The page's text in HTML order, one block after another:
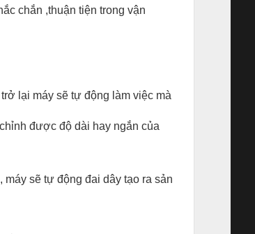
chắn ,thuận tiện trong vận
lại máy sẽ tự động làm việc mà
được độ dài hay ngắn của
sẽ tự động đai dây tạo ra sản